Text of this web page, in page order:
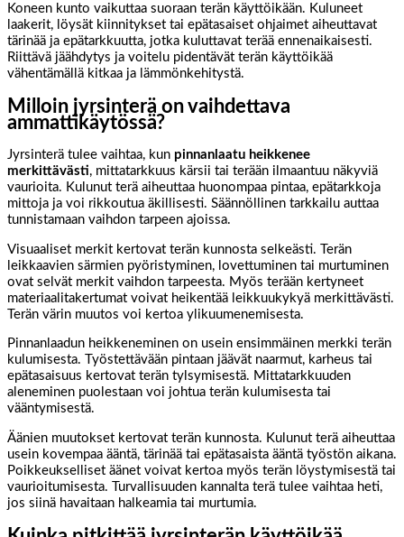
Koneen kunto vaikuttaa suoraan terän käyttöikään. Kuluneet
laakerit, löysät kiinnitykset tai epätasaiset ohjaimet aiheuttavat
tärinää ja epätarkkuutta, jotka kuluttavat terää ennenaikaisesti.
Riittävä jäähdytys ja voitelu pidentävät terän käyttöikää
vähentämällä kitkaa ja lämmönkehitystä.
Milloin jyrsinterä on vaihdettava
ammattikäytössä?
Jyrsinterä tulee vaihtaa, kun pinnanlaatu heikkenee
merkittävästi, mittatarkkuus kärsii tai terään ilmaantuu näkyviä
vaurioita. Kulunut terä aiheuttaa huonompaa pintaa, epätarkkoja
mittoja ja voi rikkoutua äkillisesti. Säännöllinen tarkkailu auttaa
tunnistamaan vaihdon tarpeen ajoissa.
Visuaaliset merkit kertovat terän kunnosta selkeästi. Terän
leikkaavien särmien pyöristyminen, lovettuminen tai murtuminen
ovat selvät merkit vaihdon tarpeesta. Myös terään kertyneet
materiaalitakertumat voivat heikentää leikkuukykyä merkittävästi.
Terän värin muutos voi kertoa ylikuumenemisesta.
Pinnanlaadun heikkeneminen on usein ensimmäinen merkki terän
kulumisesta. Työstettävään pintaan jäävät naarmut, karheus tai
epätasaisuus kertovat terän tylsymisestä. Mittatarkkuuden
aleneminen puolestaan voi johtua terän kulumisesta tai
vääntymisestä.
Äänien muutokset kertovat terän kunnosta. Kulunut terä aiheuttaa
usein kovempaa ääntä, tärinää tai epätasaista ääntä työstön aikana.
Poikkeukselliset äänet voivat kertoa myös terän löystymisestä tai
vaurioitumisesta. Turvallisuuden kannalta terä tulee vaihtaa heti,
jos siinä havaitaan halkeamia tai murtumia.